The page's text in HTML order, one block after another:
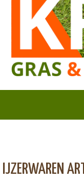
IJZERWAREN